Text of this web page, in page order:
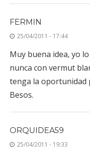
FERMIN
25/04/2011 - 17:44
Muy buena idea, yo
nunca con vermut
tenga la oportunidad
Besos.
ORQUIDEA59
25/04/2011 - 19:33